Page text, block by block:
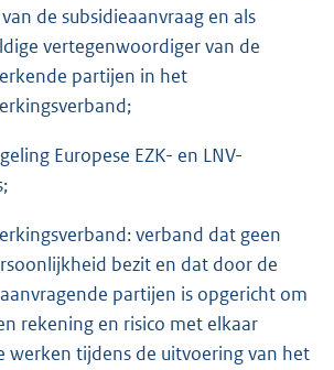
de subsidieaanvraag en als
vertegenwoordiger van de
partijen in het
Europese EZK- en LNV-
verband dat geen
bezit en dat door de
partijen is opgericht om
rekening en risico met elkaar
werken tijdens de uitvoering van het